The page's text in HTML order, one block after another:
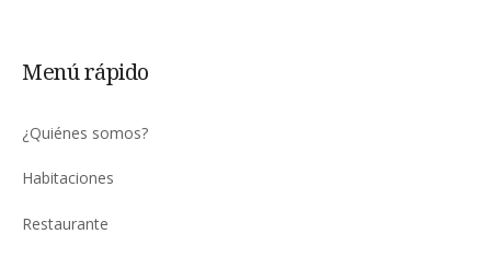
Menú rápido
¿Quiénes somos?
Habitaciones
Restaurante